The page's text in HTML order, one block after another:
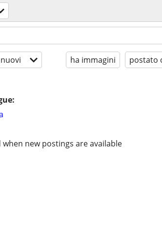
ha immagini postato
new postings are available